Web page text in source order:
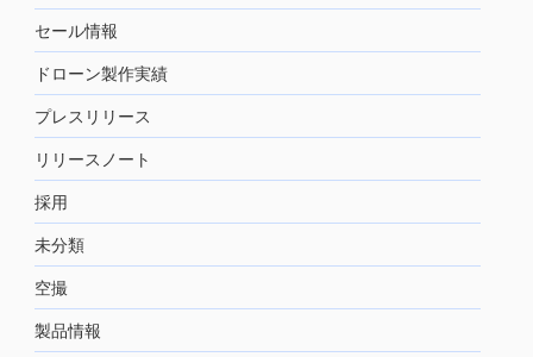
セール情報
ドローン製作実績
プレスリリース
リリースノート
採用
未分類
空撮
製品情報